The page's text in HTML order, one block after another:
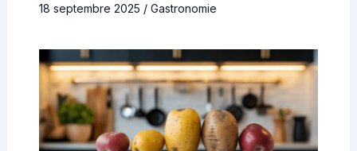
18 septembre 2025 / Gastronomie